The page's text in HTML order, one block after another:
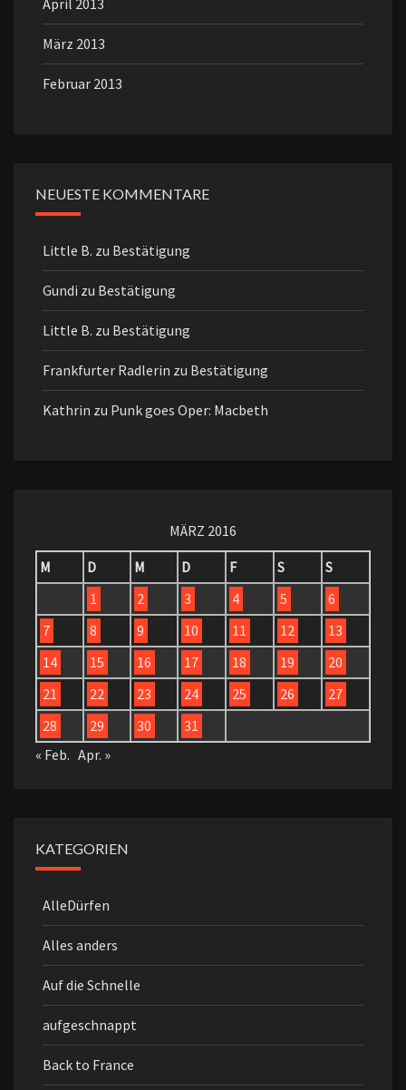
April 2013
März 2013
Februar 2013
NEUESTE KOMMENTARE
Little B. zu Bestätigung
Gundi zu Bestätigung
Little B. zu Bestätigung
Frankfurter Radlerin zu Bestätigung
Kathrin zu Punk goes Oper: Macbeth
MÄRZ 2016
M
D M D F S
S
1
2 3 4 5
6
7
8 9 10 11 12
13
14
15 16 17 18 19
20
21
22 23 24 25 26
27
28
29 30
31
« Feb. Apr. »
KATEGORIEN
AlleDürfen
Alles anders
Auf die Schnelle
aufgeschnappt
Back to France